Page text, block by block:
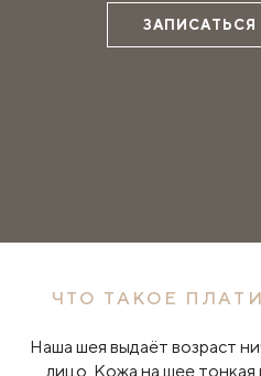
ЗАПИСАТЬСЯ
ЧТО ТАКОЕ
Наша шея выдаёт возраст
лицо. Кожа на шее тонкая